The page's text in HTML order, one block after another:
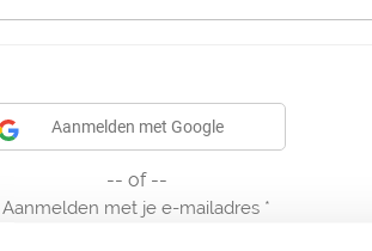
Aanmelden met Google
-- of --
Aanmelden met je e-mailadres